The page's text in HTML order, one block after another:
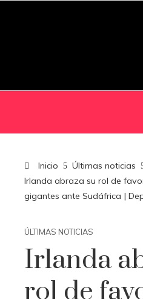
Inicio
Últimas noticias
Irlanda abraza su rol de
gigantes ante Sudáfrica |
ÚLTIMAS NOTICIAS
Irlanda
rol de